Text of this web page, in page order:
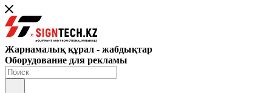
Жарнамалық құрал - жабдықтар
Оборудование для рекламы